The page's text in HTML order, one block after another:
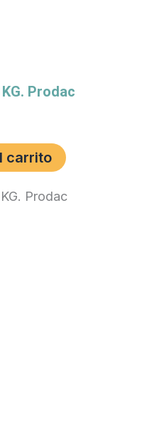
Prodac
carrito
Prodac